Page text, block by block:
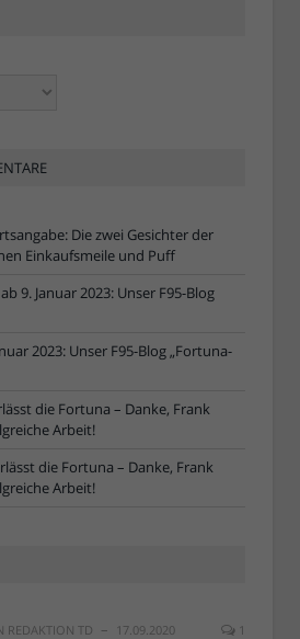
Die zwei Gesichter der
Einkaufsmeile und Puff
9. Januar 2023: Unser F95-Blog
2023: Unser F95-Blog „Fortuna-
die Fortuna – Danke, Frank
Arbeit!
die Fortuna – Danke, Frank
Arbeit!
REDAKTION TD 17.09.2020 1